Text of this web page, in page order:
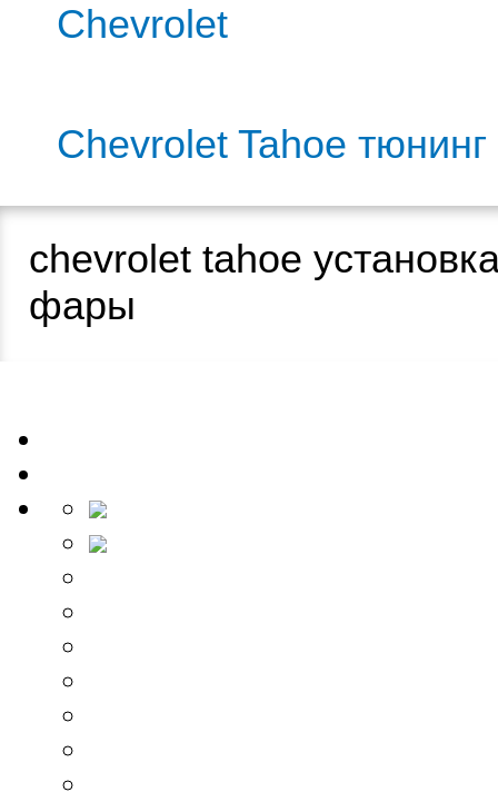
Chevrolet
Chevrolet Tahoe
chevrolet tahoe
фары